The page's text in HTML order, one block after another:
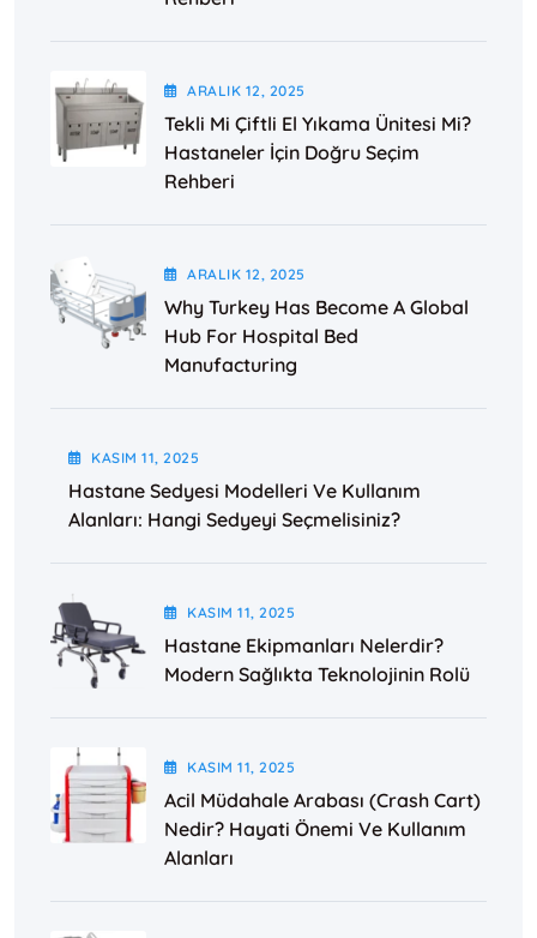
ARALIK 12 , 2025
Tekli Mi Çiftli El Yıkama Ünitesi Mi?
Hastaneler İçin Doğru Seçim
Rehberi
ARALIK 12 , 2025
Why Turkey Has Become A Global
Hub For Hospital Bed
Manufacturing
KASIM11 , 2025
Hastane Sedyesi Modelleri Ve Kullanım
Alanları: Hangi Sedyeyi Seçmelisiniz?
KASIM11 , 2025
Hastane Ekipmanları Nelerdir?
Modern Sağlıkta Teknolojinin Rolü
KASIM11 , 2025
Acil Müdahale Arabası (Crash Cart)
Nedir? Hayati Önemi Ve Kullanım
Alanları